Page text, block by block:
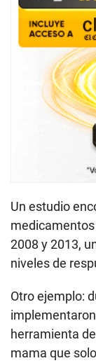
Un estudio
2008 y 2013,
niveles de
Otro ejemplo:
herramienta
mama que